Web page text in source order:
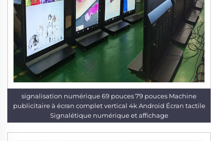
signalisation numérique 69 pouces 79 pouces Machine
publicitaire à écran complet vertical 4k Android Écran tactile
Signalétique numérique et affichage